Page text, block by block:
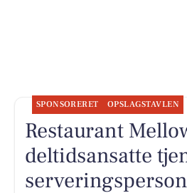
SPONSORERET OPSLAGSTAVLEN
Restaurant
deltidsansatte